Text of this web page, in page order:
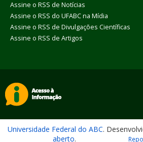
Assine o RSS de Notícias
Assine o RSS do UFABC na Mídia
Assine o RSS de Divulgações Científicas
Assine o RSS de Artigos
Universidade Federal do ABC.
aberto.